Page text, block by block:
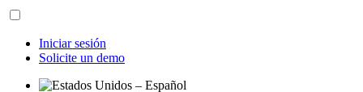
Iniciar sesión
Solicite un demo